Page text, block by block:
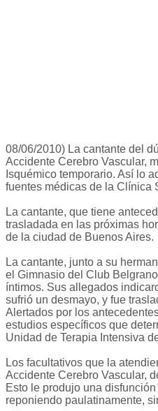
08/06/2010) La cantante del
Accidente Cerebro Vascular,
Isquémico temporario. Así lo
fuentes médicas de la Clínica
La cantante, que tiene
trasladada en las próximas
de la ciudad de Buenos Aires.
La cantante, junto a su
el Gimnasio del Club
íntimos. Sus allegados
sufrió un desmayo, y fue
Alertados por los
estudios específicos que
Unidad de Terapia Intensiva
Los facultativos que la
Accidente Cerebro Vascular,
Esto le produjo una
reponiendo paulatinamente,